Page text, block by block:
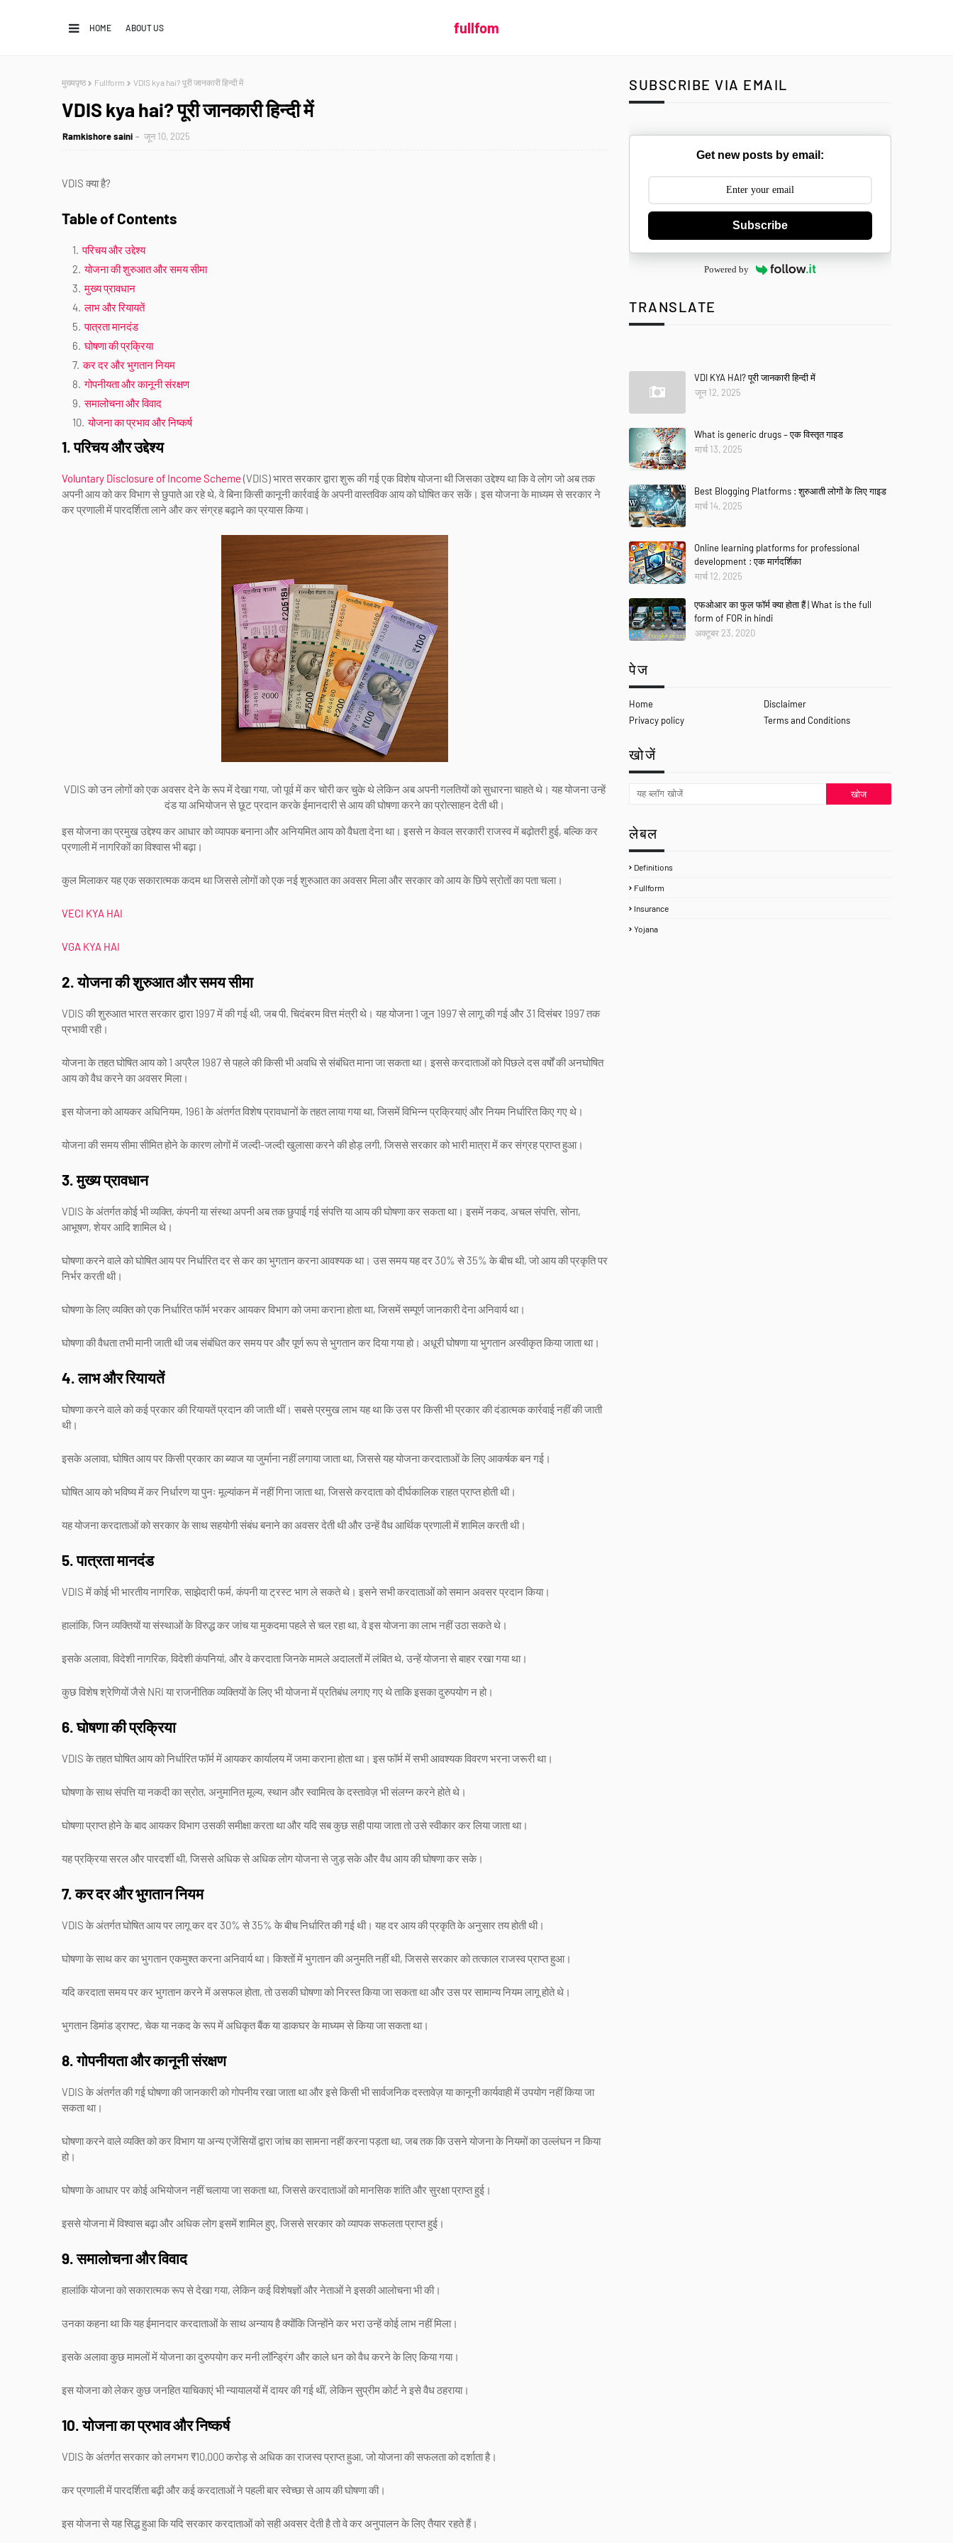
HOME ABOUT US fullfom
मुख्यपृष्ठ Fullform VDIS kya hai? पूरी जानकारी हिन्दी में
VDIS kya hai? पूरी जानकारी हिन्दी में
Ramkishore saini जून 10, 2025
VDIS क्या है?
Table of Contents
परिचय और उद्देश्य
योजना की शुरुआत और समय सीमा
मुख्य प्रावधान
लाभ और रियायतें
पात्रता मानदंड
घोषणा की प्रक्रिया
कर दर और भुगतान नियम
गोपनीयता और कानूनी संरक्षण
समालोचना और विवाद
योजना का प्रभाव और निष्कर्ष
1. परिचय और उद्देश्य
Voluntary Disclosure of Income Scheme (VDIS) भारत सरकार द्वारा शुरू की गई एक विशेष योजना थी जिसका उद्देश्य था कि वे लोग जो अब तक
अपनी आय को कर विभाग से छुपाते आ रहे थे, वे बिना किसी कानूनी कार्रवाई के अपनी वास्तविक आय को घोषित कर सकें। इस योजना के माध्यम से सरकार ने
कर प्रणाली में पारदर्शिता लाने और कर संग्रह बढ़ाने का प्रयास किया।
VDIS को उन लोगों को एक अवसर देने के रूप में देखा गया, जो पूर्व में कर चोरी कर चुके थे लेकिन अब अपनी गलतियों को सुधारना चाहते थे। यह योजना उन्हें
दंड या अभियोजन से छूट प्रदान करके ईमानदारी से आय की घोषणा करने का प्रोत्साहन देती थी।
इस योजना का प्रमुख उद्देश्य कर आधार को व्यापक बनाना और अनियमित आय को वैधता देना था। इससे न केवल सरकारी राजस्व में बढ़ोतरी हुई, बल्कि कर
प्रणाली में नागरिकों का विश्वास भी बढ़ा।
कुल मिलाकर यह एक सकारात्मक कदम था जिससे लोगों को एक नई शुरुआत का अवसर मिला और सरकार को आय के छिपे स्रोतों का पता चला।
VECI KYA HAI
VGA KYA HAI
2. योजना की शुरुआत और समय सीमा
VDIS की शुरुआत भारत सरकार द्वारा 1997 में की गई थी, जब पी. चिदंबरम वित्त मंत्री थे। यह योजना 1 जून 1997 से लागू की गई और 31 दिसंबर 1997 तक
प्रभावी रही।
योजना के तहत घोषित आय को 1 अप्रैल 1987 से पहले की किसी भी अवधि से संबंधित माना जा सकता था। इससे करदाताओं को पिछले दस वर्षों की अनघोषित
आय को वैध करने का अवसर मिला।
इस योजना को आयकर अधिनियम, 1961 के अंतर्गत विशेष प्रावधानों के तहत लाया गया था, जिसमें विभिन्न प्रक्रियाएं और नियम निर्धारित किए गए थे।
योजना की समय सीमा सीमित होने के कारण लोगों में जल्दी-जल्दी खुलासा करने की होड़ लगी, जिससे सरकार को भारी मात्रा में कर संग्रह प्राप्त हुआ।
3. मुख्य प्रावधान
VDIS के अंतर्गत कोई भी व्यक्ति, कंपनी या संस्था अपनी अब तक छुपाई गई संपत्ति या आय की घोषणा कर सकता था। इसमें नकद, अचल संपत्ति, सोना,
आभूषण, शेयर आदि शामिल थे।
घोषणा करने वाले को घोषित आय पर निर्धारित दर से कर का भुगतान करना आवश्यक था। उस समय यह दर 30% से 35% के बीच थी, जो आय की प्रकृति पर
निर्भर करती थी।
घोषणा के लिए व्यक्ति को एक निर्धारित फॉर्म भरकर आयकर विभाग को जमा कराना होता था, जिसमें सम्पूर्ण जानकारी देना अनिवार्य था।
घोषणा की वैधता तभी मानी जाती थी जब संबंधित कर समय पर और पूर्ण रूप से भुगतान कर दिया गया हो। अधूरी घोषणा या भुगतान अस्वीकृत किया जाता था।
4. लाभ और रियायतें
घोषणा करने वाले को कई प्रकार की रियायतें प्रदान की जाती थीं। सबसे प्रमुख लाभ यह था कि उस पर किसी भी प्रकार की दंडात्मक कार्रवाई नहीं की जाती
थी।
इसके अलावा, घोषित आय पर किसी प्रकार का ब्याज या जुर्माना नहीं लगाया जाता था, जिससे यह योजना करदाताओं के लिए आकर्षक बन गई।
घोषित आय को भविष्य में कर निर्धारण या पुनः मूल्यांकन में नहीं गिना जाता था, जिससे करदाता को दीर्घकालिक राहत प्राप्त होती थी।
यह योजना करदाताओं को सरकार के साथ सहयोगी संबंध बनाने का अवसर देती थी और उन्हें वैध आर्थिक प्रणाली में शामिल करती थी।
5. पात्रता मानदंड
VDIS में कोई भी भारतीय नागरिक, साझेदारी फर्म, कंपनी या ट्रस्ट भाग ले सकते थे। इसने सभी करदाताओं को समान अवसर प्रदान किया।
हालांकि, जिन व्यक्तियों या संस्थाओं के विरुद्ध कर जांच या मुकदमा पहले से चल रहा था, वे इस योजना का लाभ नहीं उठा सकते थे।
इसके अलावा, विदेशी नागरिक, विदेशी कंपनियां, और वे करदाता जिनके मामले अदालतों में लंबित थे, उन्हें योजना से बाहर रखा गया था।
कुछ विशेष श्रेणियों जैसे NRI या राजनीतिक व्यक्तियों के लिए भी योजना में प्रतिबंध लगाए गए थे ताकि इसका दुरुपयोग न हो।
6. घोषणा की प्रक्रिया
VDIS के तहत घोषित आय को निर्धारित फॉर्म में आयकर कार्यालय में जमा कराना होता था। इस फॉर्म में सभी आवश्यक विवरण भरना जरूरी था।
घोषणा के साथ संपत्ति या नकदी का स्रोत, अनुमानित मूल्य, स्थान और स्वामित्व के दस्तावेज़ भी संलग्न करने होते थे।
घोषणा प्राप्त होने के बाद आयकर विभाग उसकी समीक्षा करता था और यदि सब कुछ सही पाया जाता तो उसे स्वीकार कर लिया जाता था।
यह प्रक्रिया सरल और पारदर्शी थी, जिससे अधिक से अधिक लोग योजना से जुड़ सके और वैध आय की घोषणा कर सके।
7. कर दर और भुगतान नियम
VDIS के अंतर्गत घोषित आय पर लागू कर दर 30% से 35% के बीच निर्धारित की गई थी। यह दर आय की प्रकृति के अनुसार तय होती थी।
घोषणा के साथ कर का भुगतान एकमुश्त करना अनिवार्य था। किश्तों में भुगतान की अनुमति नहीं थी, जिससे सरकार को तत्काल राजस्व प्राप्त हुआ।
यदि करदाता समय पर कर भुगतान करने में असफल होता, तो उसकी घोषणा को निरस्त किया जा सकता था और उस पर सामान्य नियम लागू होते थे।
भुगतान डिमांड ड्राफ्ट, चेक या नकद के रूप में अधिकृत बैंक या डाकघर के माध्यम से किया जा सकता था।
8. गोपनीयता और कानूनी संरक्षण
VDIS के अंतर्गत की गई घोषणा की जानकारी को गोपनीय रखा जाता था और इसे किसी भी सार्वजनिक दस्तावेज़ या कानूनी कार्यवाही में उपयोग नहीं किया जा
सकता था।
घोषणा करने वाले व्यक्ति को कर विभाग या अन्य एजेंसियों द्वारा जांच का सामना नहीं करना पड़ता था, जब तक कि उसने योजना के नियमों का उल्लंघन न किया
हो।
घोषणा के आधार पर कोई अभियोजन नहीं चलाया जा सकता था, जिससे करदाताओं को मानसिक शांति और सुरक्षा प्राप्त हुई।
इससे योजना में विश्वास बढ़ा और अधिक लोग इसमें शामिल हुए, जिससे सरकार को व्यापक सफलता प्राप्त हुई।
9. समालोचना और विवाद
हालांकि योजना को सकारात्मक रूप से देखा गया, लेकिन कई विशेषज्ञों और नेताओं ने इसकी आलोचना भी की।
उनका कहना था कि यह ईमानदार करदाताओं के साथ अन्याय है क्योंकि जिन्होंने कर भरा उन्हें कोई लाभ नहीं मिला।
इसके अलावा कुछ मामलों में योजना का दुरुपयोग कर मनी लॉन्ड्रिंग और काले धन को वैध करने के लिए किया गया।
इस योजना को लेकर कुछ जनहित याचिकाएं भी न्यायालयों में दायर की गई थीं, लेकिन सुप्रीम कोर्ट ने इसे वैध ठहराया।
10. योजना का प्रभाव और निष्कर्ष
VDIS के अंतर्गत सरकार को लगभग ₹10,000 करोड़ से अधिक का राजस्व प्राप्त हुआ, जो योजना की सफलता को दर्शाता है।
कर प्रणाली में पारदर्शिता बढ़ी और कई करदाताओं ने पहली बार स्वेच्छा से आय की घोषणा की।
इस योजना से यह सिद्ध हुआ कि यदि सरकार करदाताओं को सही अवसर देती है तो वे कर अनुपालन के लिए तैयार रहते हैं।
SUBSCRIBE VIA EMAIL
Get new posts by email:
Subscribe
Powered by
TRANSLATE
VDI KYA HAI? पूरी जानकारी हिन्दी में
जून 12, 2025
What is generic drugs – एक विस्तृत गाइड
मार्च 13, 2025
Best Blogging Platforms : शुरुआती लोगों के लिए गाइड
मार्च 14, 2025
Online learning platforms for professional
development : एक मार्गदर्शिका
मार्च 12, 2025
एफओआर का फुल फॉर्म क्या होता हैं | What is the full
form of FOR in hindi
अक्टूबर 23, 2020
पेज
Home
Disclaimer
Privacy policy
Terms and Conditions
खोजें
लेबल
Definitions
Fullform
Insurance
Yojana